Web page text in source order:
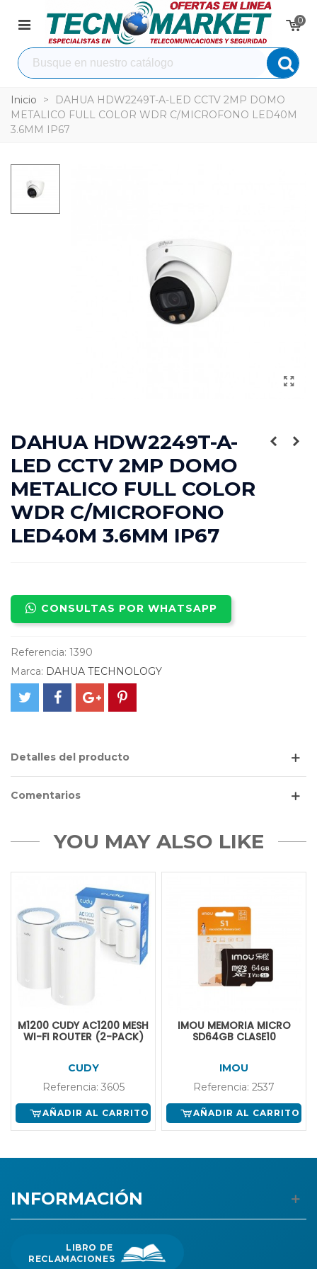
0
Inicio >
DAHUA HDW2249T-A-LED CCTV 2MP DOMO
METALICO FULL COLOR WDR C/MICROFONO LED40M
3.6MM IP67
DAHUA HDW2249T-A-
LED CCTV 2MP DOMO
METALICO FULL COLOR
WDR C/MICROFONO
LED40M 3.6MM IP67
CONSULTAS POR WHATSAPP
Referencia: 1390
Marca: DAHUA TECHNOLOGY
Detalles del producto
Comentarios
YOU MAY ALSO LIKE
M1200 CUDY AC1200 MESH
WI-FI ROUTER (2-PACK)
CUDY
Referencia: 3605
AÑADIR AL CARRITO
IMOU MEMORIA MICRO
SD64GB CLASE10
IMOU
Referencia: 2537
AÑADIR AL CARRITO
INFORMACIÓN
LIBRO DE
RECLAMACIONES